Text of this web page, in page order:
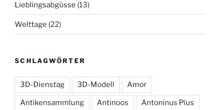
Lieblingsabgüsse (13)
Welttage (22)
SCHLAGWÖRTER
3D-Dienstag 3D-Modell Amor
Antikensammlung Antinoos Antoninus Pius